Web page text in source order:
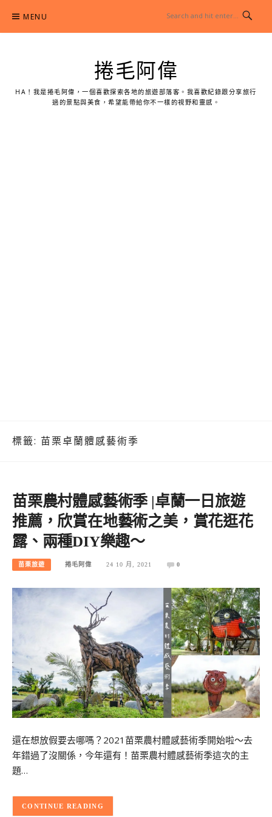
content
MENU
捲毛阿偉
HA！我是捲毛阿偉，一個喜歡探索各地的旅遊部落客。我喜歡紀錄跟分享旅行
過的景點與美食，希望能帶給你不一樣的視野和靈感。
標籤: 苗栗卓蘭體感藝術季
苗栗農村體感藝術季 |卓蘭一日旅遊
推薦，欣賞在地藝術之美，賞花逛花
露、兩種DIY樂趣～
苗栗旅遊 捲毛阿偉 24 10 月, 2021 0
還在想放假要去哪嗎？2021苗栗農村體感藝術季開始啦～去
年錯過了沒關係，今年還有！苗栗農村體感藝術季這次的主
題…
CONTINUE READING